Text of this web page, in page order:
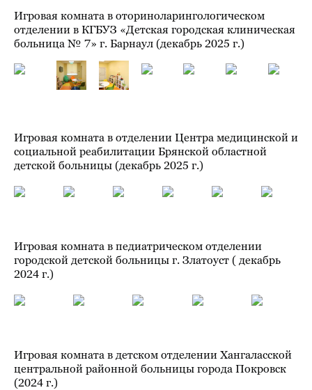
Игровая комната в оториноларингологическом
отделении в КГБУЗ «Детская городская клиническая
больница № 7» г. Барнаул (декабрь 2025 г.)
Игровая комната в отделении Центра медицинской и
социальной реабилитации Брянской областной
детской больницы (декабрь 2025 г.)
Игровая комната в педиатрическом отделении
городской детской больницы г. Златоуст ( декабрь
2024 г.)
Игровая комната в детском отделении Хангаласской
центральной районной больницы города Покровск
(2024 г.)